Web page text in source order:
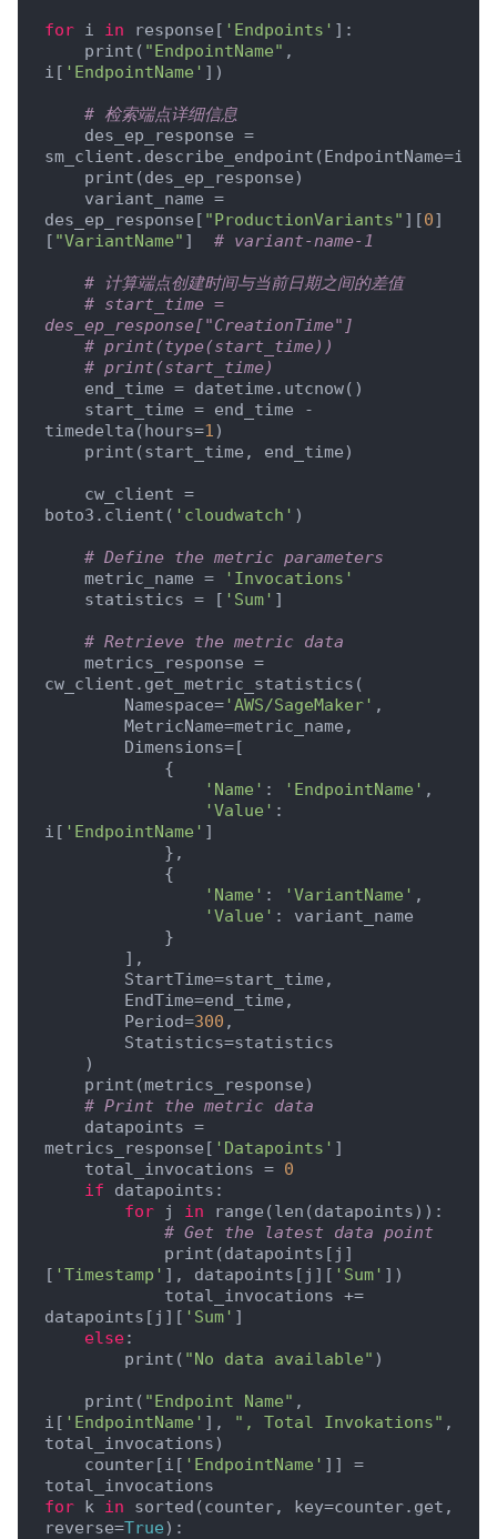
for i in response[ 'Endpoints' ]:
    print(
"EndpointName" ,
i[ 'EndpointName' ])
# 检索端点详细信息
sm_client.describe_endpoint(EndpointName=i[
des_ep_response[ "ProductionVariants" ][0]
[ "VariantName" ] # variant-name-1
# 计算端点创建时间与当前日期之间的差值
# start_time =
des_ep_response["CreationTime"]
# print(type(start_time))
# print(start_time)
timedelta(hours=1)
boto3.client( 'cloudwatch' )
# Define the metric parameters
    metric_name =
'Invocations'
    statistics = [
'Sum' ]
# Retrieve the metric data
cw_client.get_metric_statistics(
        Namespace=
'AWS/SageMaker' ,
'Name' : 'EndpointName' ,
'Value' :
i[ 'EndpointName' ]
'Name' : 'VariantName' ,
'Value' : variant_name
        Period=
300 ,
# Print the metric data
metrics_response[ 'Datapoints' ]
    total_invocations =
0
if datapoints:
for j in range(len(datapoints)):
# Get the latest data point
[ 'Timestamp' ], datapoints[j][ 'Sum' ])
datapoints[j][ 'Sum' ]
else:
        print(
"No data available" )
    print(
"Endpoint Name" ,
i[ 'EndpointName' ], ", Total Invokations" ,
total_invocations)
    counter[i[
'EndpointName' ]] =
for k in sorted(counter, key=counter.get,
reverse=True):